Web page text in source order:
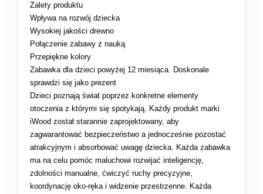
Zalety produktu
Wpływa na rozwój dziecka
Wysokiej jakości drewno
Połączenie zabawy z nauką
Przepiękne kolory
Zabawka dla dzieci powyżej 12 miesiąca. Doskonale
sprawdzi się jako prezent
Dzieci poznają świat poprzez konkretne elementy
otoczenia z którymi się spotykają. Każdy produkt marki
iWood został starannie zaprojektowany, aby
zagwarantować bezpieczeństwo a jednocześnie pozostać
atrakcyjnym i absorbować uwagę dziecka. Każda zabawka
ma na celu pomóc maluchowi rozwijać inteligencję,
zdolności manualne, ćwiczyć ruchy precyzyjne,
koordynację oko-ręka i widzenie przestrzenne. Każda